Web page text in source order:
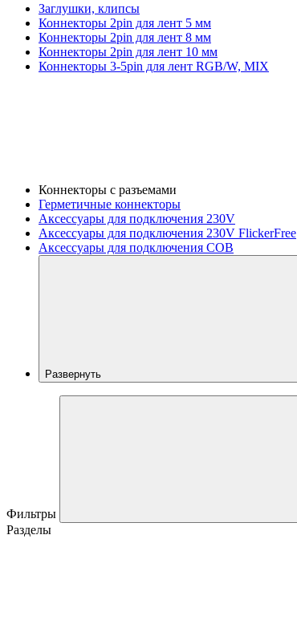
Заглушки, клипсы
Коннекторы 2pin для лент 5 мм
Коннекторы 2pin для лент 8 мм
Коннекторы 2pin для лент 10 мм
Коннекторы 3-5pin для лент RGB/W, MIX
Коннекторы с разъемами
Герметичные коннекторы
Аксессуары для подключения 230V
Аксессуары для подключения 230V FlickerFree
Аксессуары для подключения COB
Развернуть
Фильтры
Разделы